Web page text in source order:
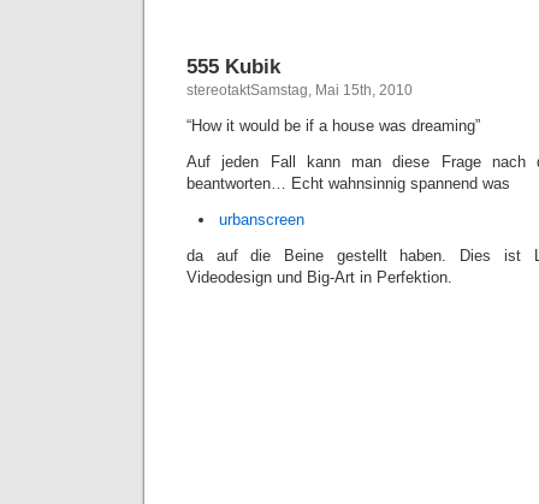
555 Kubik
stereotaktSamstag, Mai 15th, 2010
“How it would be if a house was dreaming”
Auf jeden Fall kann man diese Frage nach
beantworten… Echt wahnsinnig spannend was
urbanscreen
da auf die Beine gestellt haben. Dies ist
Videodesign und Big-Art in Perfektion.